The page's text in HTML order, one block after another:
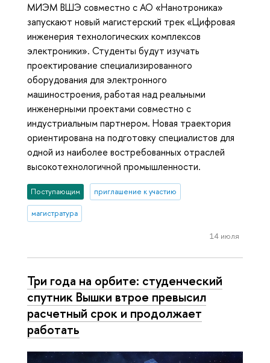
МИЭМ ВШЭ совместно с АО «Нанотроника»
запускают новый магистерский трек «Цифровая
инженерия технологических комплексов
электроники». Студенты будут изучать
проектирование специализированного
оборудования для электронного
машиностроения, работая над реальными
инженерными проектами совместно с
индустриальным партнером. Новая траектория
ориентирована на подготовку специалистов для
одной из наиболее востребованных отраслей
высокотехнологичной промышленности.
Поступающим приглашение к участию
магистратура
14 июля
Три года на орбите: студенческий
спутник Вышки втрое превысил
расчетный срок и продолжает
работать